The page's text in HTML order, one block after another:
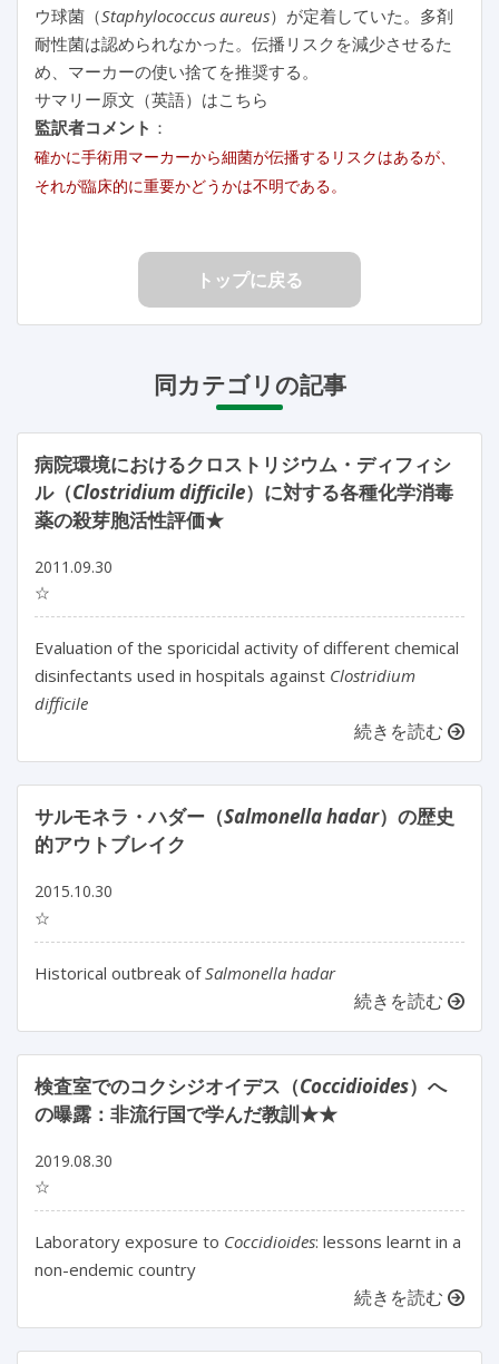
ウ球菌（Staphylococcus aureus）が定着していた。多剤
耐性菌は認められなかった。伝播リスクを減少させるた
め、マーカーの使い捨てを推奨する。
サマリー原文（英語）はこちら
監訳者コメント ：
確かに手術用マーカーから細菌が伝播するリスクはあるが、
それが臨床的に重要かどうかは不明である。
トップに戻る
同カテゴリの記事
病院環境におけるクロストリジウム・ディフィシ
ル（Clostridium difficile）に対する各種化学消毒
薬の殺芽胞活性評価★
2011.09.30
☆
Evaluation of the sporicidal activity of different chemical
disinfectants used in hospitals against Clostridium
difficile
続きを読む
サルモネラ・ハダー（Salmonella hadar）の歴史
的アウトブレイク
2015.10.30
☆
Historical outbreak ofSalmonella hadar
続きを読む
検査室でのコクシジオイデス（Coccidioides）へ
の曝露：非流行国で学んだ教訓★★
2019.08.30
☆
Laboratory exposure to Coccidioides: lessons learnt in a
non-endemic country
続きを読む